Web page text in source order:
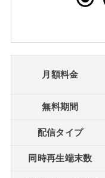
月額料金
無料期間
配信タイプ
同時再生端末数